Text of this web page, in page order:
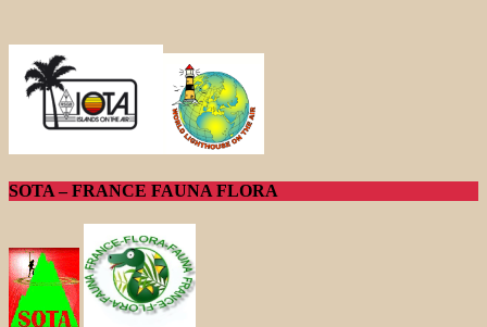
SOTA – FRANCE FAUNA FLORA